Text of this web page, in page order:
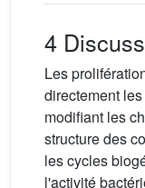
4
Les
directement
modifiant les
structure des
les cycles
l'activité